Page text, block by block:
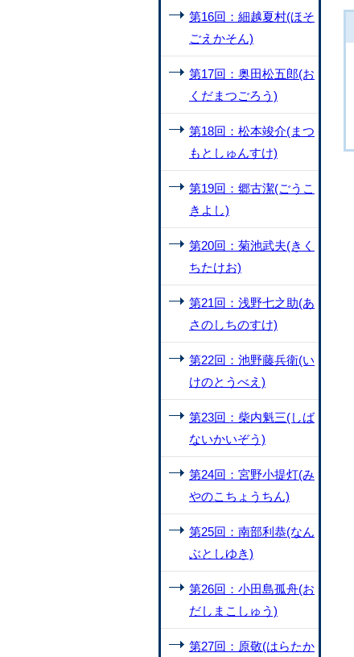
第16回：細越夏村(ほそ
ごえかそん)
第17回：奥田松五郎(お
くだまつごろう)
第18回：松本竣介(まつ
もとしゅんすけ)
第19回：郷古潔(ごうこ
きよし)
第20回：菊池武夫(きく
ちたけお)
第21回：浅野七之助(あ
さのしちのすけ)
第22回：池野藤兵衛(い
けのとうべえ)
第23回：柴内魁三(しば
ないかいぞう)
第24回：宮野小提灯(み
やのこちょうちん)
第25回：南部利恭(なん
ぶとしゆき)
第26回：小田島孤舟(お
だしまこしゅう)
第27回：原敬(はらたか